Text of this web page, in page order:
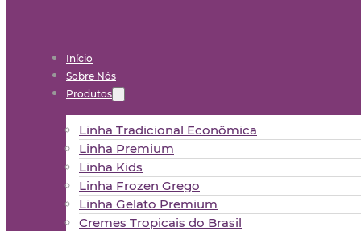
Início
Sobre Nós
Produtos
Linha Tradicional Econômica
Linha Premium
Linha Kids
Linha Frozen Grego
Linha Gelato Premium
Cremes Tropicais do Brasil